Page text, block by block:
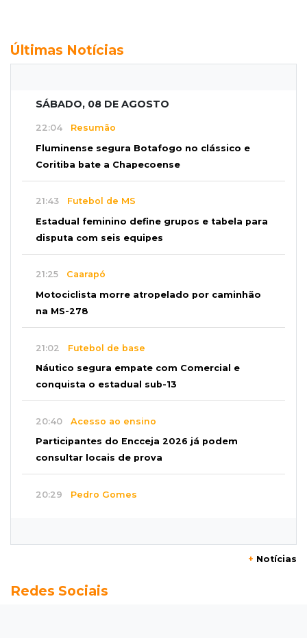
Últimas Notícias
SÁBADO, 08 DE AGOSTO
22:04 Resumão
Fluminense segura Botafogo no clássico e
Coritiba bate a Chapecoense
21:43 Futebol de MS
Estadual feminino define grupos e tabela para
disputa com seis equipes
21:25 Caarapó
Motociclista morre atropelado por caminhão
na MS-278
21:02 Futebol de base
Náutico segura empate com Comercial e
conquista o estadual sub-13
20:40 Acesso ao ensino
Participantes do Encceja 2026 já podem
consultar locais de prova
20:29 Pedro Gomes
Pantanal treina em Goiânia antes de jogo que
+ Notícias
Redes Sociais